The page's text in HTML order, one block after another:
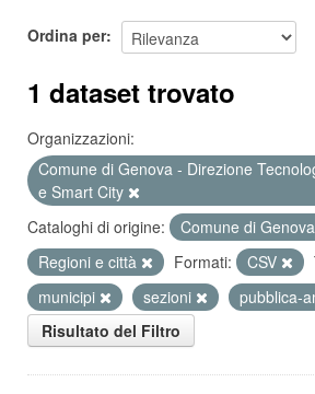
Ordina per
1 dataset trovato
Organizzazioni:
Comune di Genova - Direzione
e Smart City
Cataloghi di origine:
Comune di Genova
Regioni e città
Formati: CSV
municipi
sezioni
pubblica-
Risultato del Filtro